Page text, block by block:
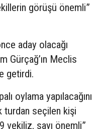
görüşü önemli”
aday olacağı
Gürçağ’ın Meclis
getirdi.
oylama yapılacağını
turdan seçilen kişi
vekiliz, sayı önemli”